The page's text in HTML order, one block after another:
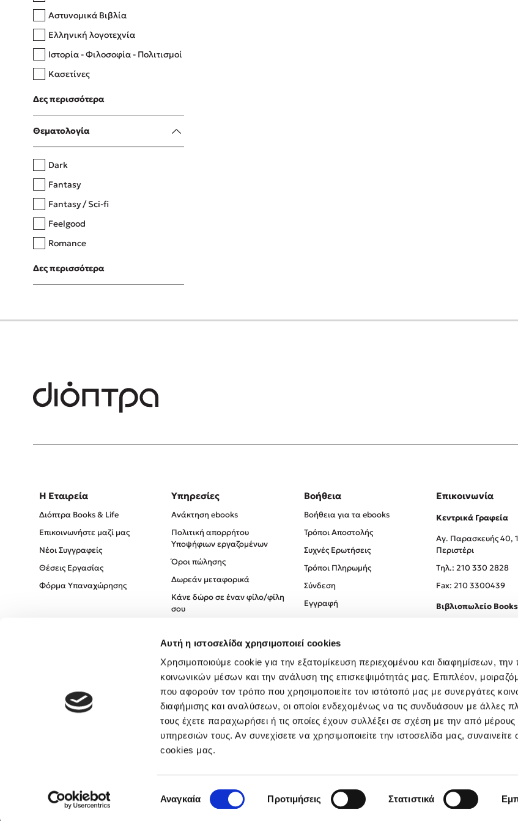
Αυτή η ιστοσελίδα χρησιμοποιεί cookies
Χρησιμοποιούμε cookie για την εξατομίκευση περιεχομένου και διαφημίσεων, την
κοινωνικών μέσων και την ανάλυση της επισκεψιμότητάς μας. Επιπλέον,
που αφορούν τον τρόπο που χρησιμοποιείτε τον ιστότοπό μας με συνεργάτες
διαφήμισης και αναλύσεων, οι οποίοι ενδεχομένως να τις συνδυάσουν με άλλες
τους έχετε παραχωρήσει ή τις οποίες έχουν συλλέξει σε σχέση με την από
υπηρεσιών τους. Αν συνεχίσετε να χρησιμοποιείτε την ιστοσελίδα μας,
cookies μας.
συγκατάθεσης
Αναγκαία Προτιμήσεις Στατιστικά
Δανάη Δεληγεώργη
Πάνω, κάτω, μπροστά, πίσω
Η μέθοδος Αφήστε τους
Αστυνομικά Βιβλία
Ελληνική λογοτεχνία
Ιστορία - Φιλοσοφία - Πολιτισμοί
Κασετίνες
Λευκώματα - Έγχρωμοι οδηγοί
Μαγειρική
Δες περισσότερα
Θεματολογία
Dark
Fantasy
Fantasy / Sci-fi
Feelgood
Romance
Upmarket
Young Adult
Δες περισσότερα
Η Εταιρεία
Διόπτρα Books & Life
Επικοινωνήστε μαζί μας
Νέοι Συγγραφείς
Θέσεις Εργασίας
Φόρμα Υπαναχώρησης
Υπηρεσίες
Ανάκτηση ebooks
Πολιτική απορρήτου
Υποψήφιων εργαζομένων
Όροι πώλησης
Δωρεάν μεταφορικά
Κάνε δώρο σε έναν φίλο/φίλη
σου
Πολιτική Απορρήτου
Όροι χρήσης
Βοήθεια
Βοήθεια για τα ebooks
Τρόποι Αποστολής
Συχνές Ερωτήσεις
Τρόποι Πληρωμής
Σύνδεση
Εγγραφή
Επικοινωνία
Κεντρικά Γραφεία
Αγ. Παρασκευής 40,
Περιστέρι
Tηλ.: 210 330 2828
Fax: 210 3300439
Βιβλιοπωλείο
Created by Powered by